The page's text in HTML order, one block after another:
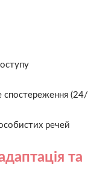
спостереження
речей
та